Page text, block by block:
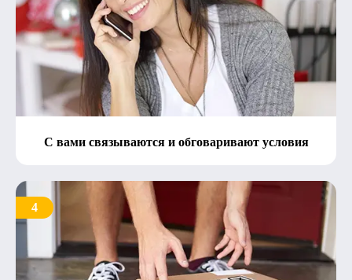
С вами связываются и обговаривают условия
4